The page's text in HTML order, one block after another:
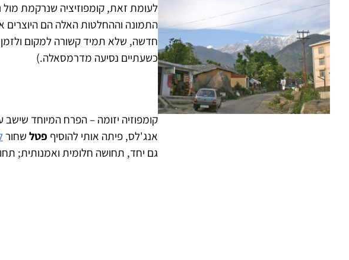
לעומת זאת, קומפוזיציה שנרקמת מול
התמונה וההחלטות האלה הם היוצרים
חדשה, שלא תמיד קשורה למקום
כשעתיים נסיעה מדרמסאלה.)
קומפוזיה יזומה – הפרח המיוחד
אנג'לס, פיתה אותי להוסיף פטל שחור
גם יחד, תחושה חלומית ואמנותית;